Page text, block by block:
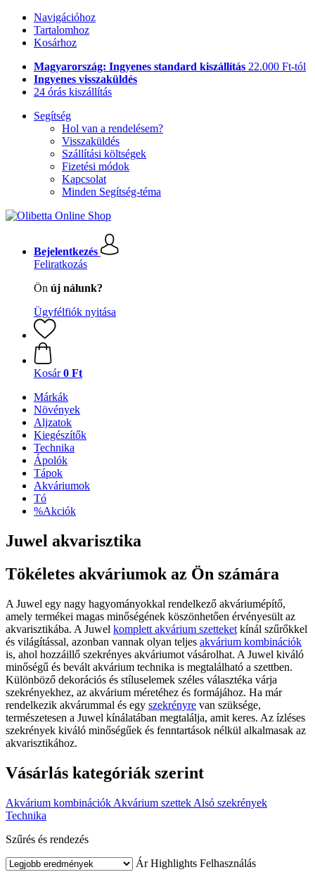
Navigációhoz
Tartalomhoz
Kosárhoz
Magyarország: Ingyenes standard kiszállítás 22.000 Ft-tól
Ingyenes visszaküldés
24 órás kiszállítás
Segítség
Hol van a rendelésem?
Visszaküldés
Szállítási költségek
Fizetési módok
Kapcsolat
Minden Segítség-téma
Bejelentkezés
Feliratkozás
Ön új nálunk?
Ügyfélfiók nyitása
Kosár 0 Ft
Márkák
Növények
Aljzatok
Kiegészítők
Technika
Ápolók
Tápok
Akváriumok
Tó
%Akciók
Juwel akvarisztika
Tökéletes akváriumok az Ön számára
A Juwel egy nagy hagyományokkal rendelkező akváriumépítő,
amely termékei magas minőségének köszönhetően érvényesült az
akvarisztikába. A Juwel komplett akvárium szetteket kínál szűrőkkel
és világítással, azonban vannak olyan teljes akvárium kombinációk
is, ahol hozzáillő szekrényes akváriumot vásárolhat. A Juwel kiváló
minőségű és bevált akvárium technika is megtalálható a szettben.
Különböző dekorációs és stíluselemek széles választéka várja
szekrényekhez, az akvárium méretéhez és formájához. Ha már
rendelkezik akvárummal és egy szekrényre van szüksége,
természetesen a Juwel kínálatában megtalálja, amit keres. Az ízléses
szekrények kiváló minőségűek és fenntartások nélkül alkalmasak az
akvarisztikához.
Vásárlás kategóriák szerint
Akvárium kombinációk Akvárium szettek Alsó szekrények
Technika
Szűrés és rendezés
Ár Highlights Felhasználás